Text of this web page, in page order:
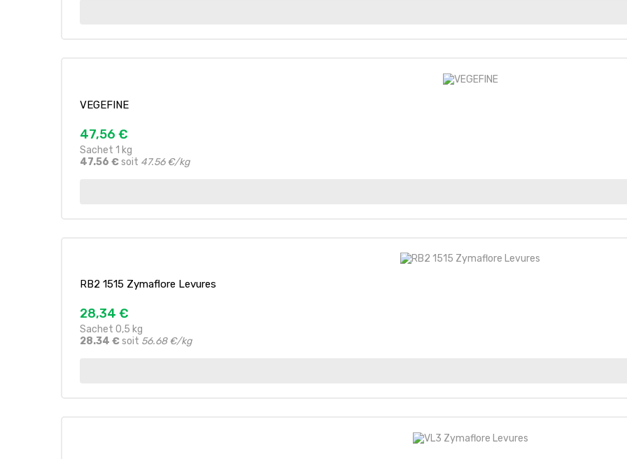
VEGEFINE
47,56 €
Sachet 1 kg
47.56 €soit 47.56 €/kg
RB2 1515 Zymaflore Levures
28,34 €
Sachet 0,5 kg
28.34 €soit 56.68 €/kg